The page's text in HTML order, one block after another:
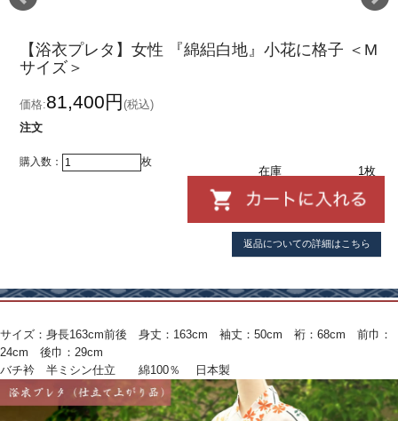
【浴衣プレタ】女性 『綿絽白地』小花に格子 ＜M
サイズ＞
価格:81,400円(税込)
注文
購入数： 枚
在庫 1枚
返品についての詳細はこちら
サイズ：身長163cm前後 身丈：163cm 袖丈：50cm 裄：68cm 前巾：
24cm 後巾：29cm
バチ衿 半ミシン仕立 綿100％ 日本製